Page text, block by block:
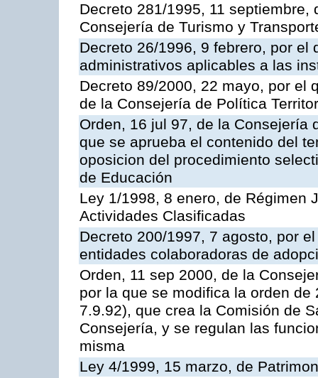
Decreto 281/1995, 11
Consejería de Turismo y
Decreto 26/1996, 9 febrero, por
administrativos aplicables a las
Decreto 89/2000, 22 mayo, por el
de la Consejería de Política
Orden, 16 jul 97, de la Consejería
que se aprueba el contenido del
oposicion del procedimiento
de Educación
Ley 1/1998, 8 enero, de Régimen
Actividades Clasificadas
Decreto 200/1997, 7 agosto, por
entidades colaboradoras de
Orden, 11 sep 2000, de la
por la que se modifica la orden
7.9.92), que crea la Comisión de
Consejería, y se regulan las
misma
Ley 4/1999, 15 marzo, de